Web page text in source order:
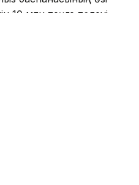
10 млн теңге төлеуі